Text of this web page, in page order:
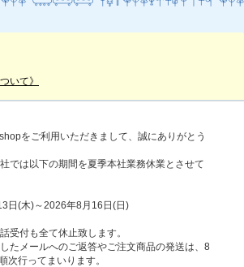
いて》
をご利用いただきまして、誠にありがとう
では以下の期間を夏季本社業務休業とさせて
日(木)～2026年8月16日(日)
受付も全て休止致します。
たメールへのご返答やご注文商品の発送は、8
次行ってまいります。